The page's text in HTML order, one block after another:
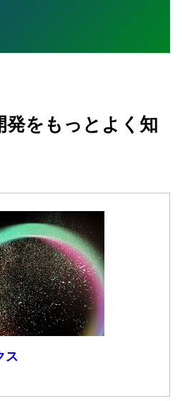
発をもっとよく知
ス